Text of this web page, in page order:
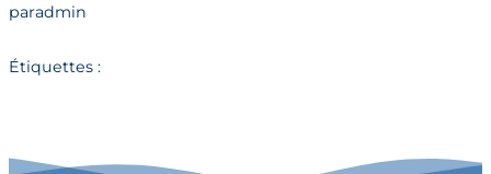
paradmin
Étiquettes :